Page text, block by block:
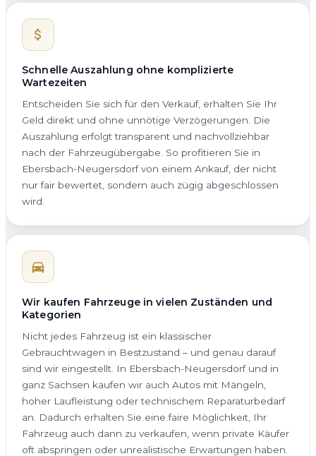
Schnelle Auszahlung ohne komplizierte
Wartezeiten
Entscheiden Sie sich für den Verkauf, erhalten Sie Ihr
Geld direkt und ohne unnötige Verzögerungen. Die
Auszahlung erfolgt transparent und nachvollziehbar
nach der Fahrzeugübergabe. So profitieren Sie in
Ebersbach-Neugersdorf von einem Ankauf, der nicht
nur fair bewertet, sondern auch zügig abgeschlossen
wird.
Wir kaufen Fahrzeuge in vielen Zuständen und
Kategorien
Nicht jedes Fahrzeug ist ein klassischer
Gebrauchtwagen in Bestzustand – und genau darauf
sind wir eingestellt. In Ebersbach-Neugersdorf und in
ganz Sachsen kaufen wir auch Autos mit Mängeln,
hoher Laufleistung oder technischem Reparaturbedarf
an. Dadurch erhalten Sie eine faire Möglichkeit, Ihr
Fahrzeug auch dann zu verkaufen, wenn private Käufer
oft abspringen oder unrealistische Erwartungen haben.